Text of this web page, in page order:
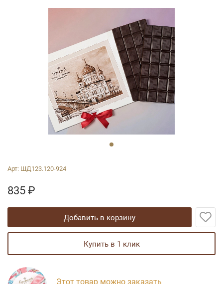
Арт: ШД123.120-924
835₽
добавить в корзину
купить в 1 клик
Этот товар можно заказать